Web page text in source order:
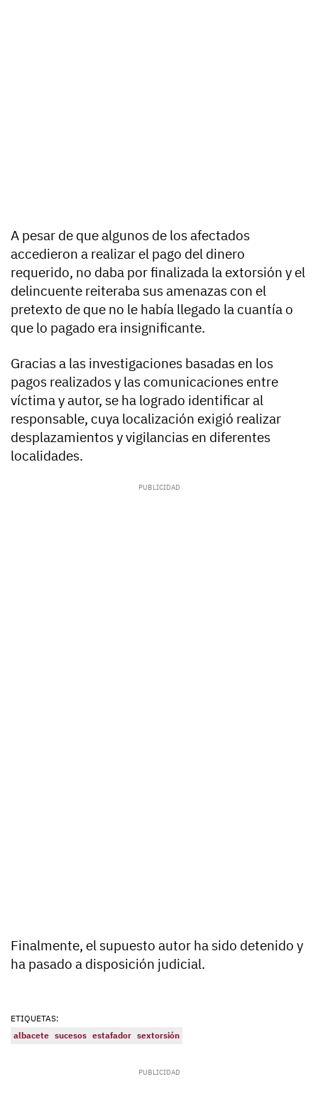
A pesar de que algunos de los afectados
accedieron a realizar el pago del dinero
requerido, no daba por finalizada la extorsión y el
delincuente reiteraba sus amenazas con el
pretexto de que no le había llegado la cuantía o
que lo pagado era insignificante.
Gracias a las investigaciones basadas en los
pagos realizados y las comunicaciones entre
víctima y autor, se ha logrado identificar al
responsable, cuya localización exigió realizar
desplazamientos y vigilancias en diferentes
localidades.
Finalmente, el supuesto autor ha sido detenido y
ha pasado a disposición judicial.
ETIQUETAS:
albacete sucesos estafador sextorsión